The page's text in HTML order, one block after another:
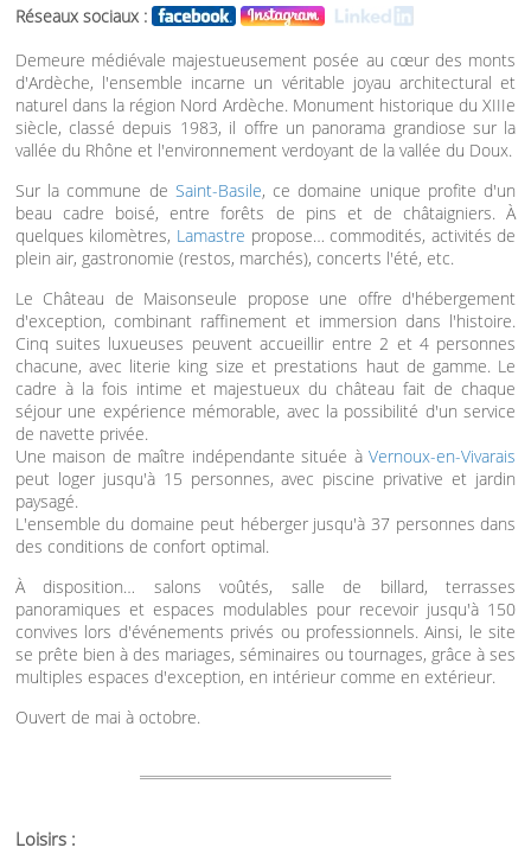
Réseaux sociaux :
Demeure médiévale majestueusement posée au cœur des monts
d'Ardèche, l'ensemble incarne un véritable joyau architectural et
naturel dans la région Nord Ardèche. Monument historique du XIIIe
siècle, classé depuis 1983, il offre un panorama grandiose sur la
vallée du Rhône et l'environnement verdoyant de la vallée du Doux.
Sur la commune de Saint-Basile, ce domaine unique profite d'un
beau cadre boisé, entre forêts de pins et de châtaigniers. À
quelques kilomètres, Lamastre propose… commodités, activités de
plein air, gastronomie (restos, marchés), concerts l'été, etc.
Le Château de Maisonseule propose une offre d'hébergement
d'exception, combinant raffinement et immersion dans l'histoire.
Cinq suites luxueuses peuvent accueillir entre 2 et 4 personnes
chacune, avec literie king size et prestations haut de gamme. Le
cadre à la fois intime et majestueux du château fait de chaque
séjour une expérience mémorable, avec la possibilité d'un service
de navette privée.
Une maison de maître indépendante située àVernoux-en-Vivarais
peut loger jusqu'à 15 personnes, avec piscine privative et jardin
paysagé.
L'ensemble du domaine peut héberger jusqu'à 37 personnes dans
des conditions de confort optimal.
À disposition… salons voûtés, salle de billard, terrasses
panoramiques et espaces modulables pour recevoir jusqu'à 150
convives lors d'événements privés ou professionnels. Ainsi, le site
se prête bien à des mariages, séminaires ou tournages, grâce à ses
multiples espaces d'exception, en intérieur comme en extérieur.
Ouvert de mai à octobre.
Loisirs :